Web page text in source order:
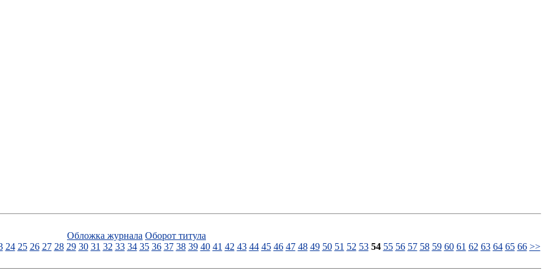
Обложка журнала Оборот титула
24 25 26 27 28 29 30 31 32 33 34 35 36 37 38 39 40 41 42 43 44 45 46 47 48 49 50 51 52 53 54 55 56 57 58 59 60 61 62 63 64 65 66 >>